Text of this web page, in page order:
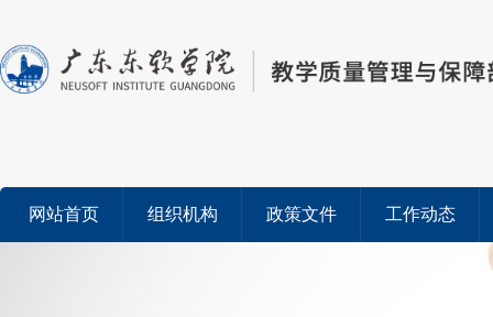
网站首页 组织机构 政策文件 工作动态